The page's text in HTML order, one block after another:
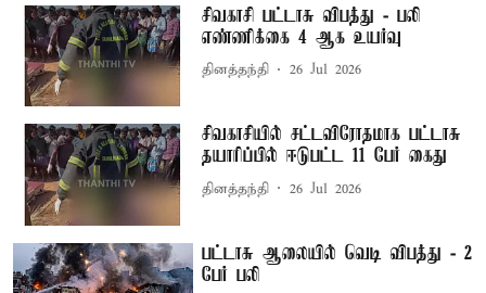
சிவகாசி பட்டாசு விபத்து - பலி
எண்ணிக்கை 4 ஆக உயர்வு
தினத்தந்தி 26 Jul 2026
சிவகாசியில் சட்டவிரோதமாக பட்டாசு
தயாரிப்பில் ஈடுபட்ட 11 பேர் கைது
தினத்தந்தி 26 Jul 2026
பட்டாசு ஆலையில் வெடி விபத்து - 2
பேர் பலி